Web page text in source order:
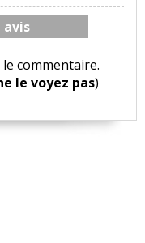
avis
commentaire.
le voyez pas)